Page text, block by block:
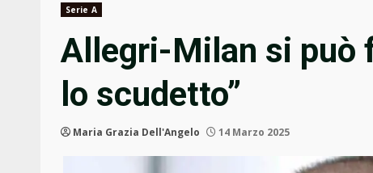
Serie A
Allegri-Milan si può
lo scudetto”
Maria Grazia Dell'Angelo 14 Marzo 2025